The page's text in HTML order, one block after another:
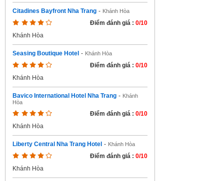
Citadines Bayfront Nha Trang - Khánh Hòa
Điểm đánh giá : 0/10
Khánh Hòa
Seasing Boutique Hotel - Khánh Hòa
Điểm đánh giá : 0/10
Khánh Hòa
Bavico International Hotel Nha Trang - Khánh
Hòa
Điểm đánh giá : 0/10
Khánh Hòa
Liberty Central Nha Trang Hotel - Khánh Hòa
Điểm đánh giá : 0/10
Khánh Hòa